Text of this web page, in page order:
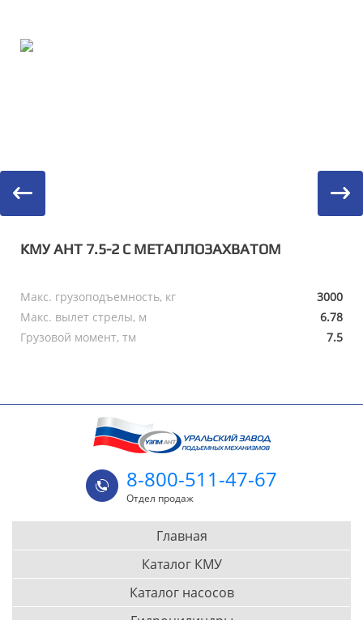
КМУ АНТ 7.5-2 С МЕТАЛЛОЗАХВАТОМ
Макс. грузоподъемность, кг
3000
Макс. вылет стрелы, м
6.78
Грузовой момент, тм
7.5
Главная
Каталог КМУ
Каталог насосов
8-800-511-47-67
Отдел продаж